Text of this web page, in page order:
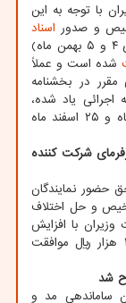
با توجه به این
و صدور اسناد
تسویه خزانه نوع اول در آخرین مهلت (در روزهای ۴ و ۵ بهمن ماه)
شده است و عملاً
در بخشنامه
اجرائی یاد شده،
مهلت های مقرر در آنرا به ترتیب تا ۲۵ بهمن ماه و ۲۵ اسفند ماه
شرکت کننده
نرخ حق حضور نمایندگان
و حل اختلاف
با افزایش
نرخ یاد شده از مبلغ ۲۰۰ هزار ریال به مبلغ ۴۰۰ هزار ریال موافقت
شد
ساماندهی مد و